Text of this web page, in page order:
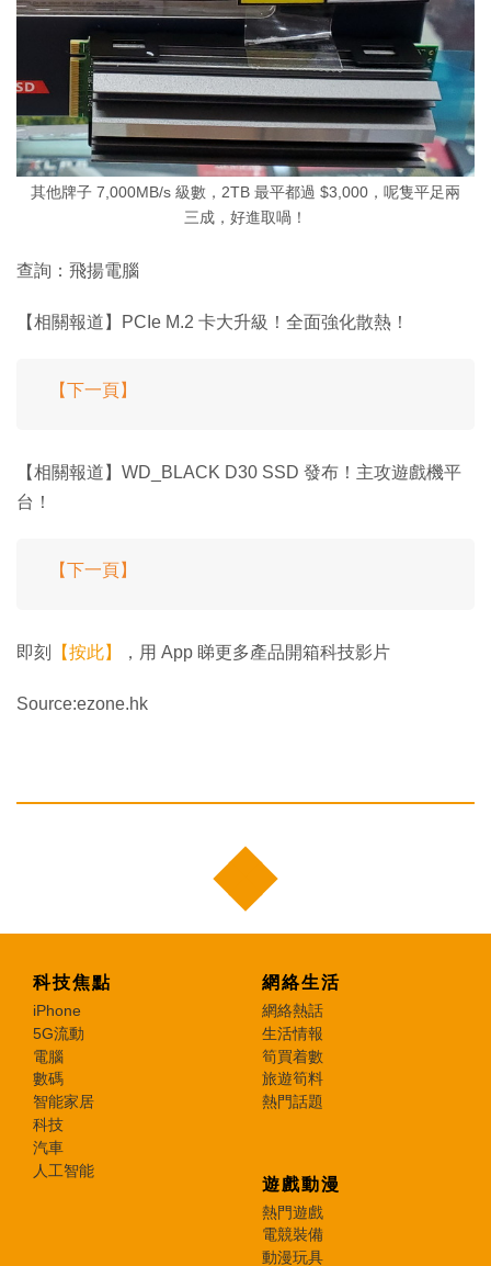
其他牌子 7,000MB/s 級數，2TB 最平都過 $3,000，呢隻平足兩
三成，好進取喎！
查詢：飛揚電腦
【相關報道】PCIe M.2 卡大升級！全面強化散熱！
【下一頁】
【相關報道】WD_BLACK D30 SSD 發布！主攻遊戲機平
台！
【下一頁】
即刻 【按此】 ，用 App 睇更多產品開箱科技影片
Source:ezone.hk
科技焦點
iPhone
5G流動
電腦
數碼
智能家居
科技
汽車
人工智能
網絡生活
網絡熱話
生活情報
筍買着數
旅遊筍料
熱門話題
遊戲動漫
熱門遊戲
電競裝備
動漫玩具